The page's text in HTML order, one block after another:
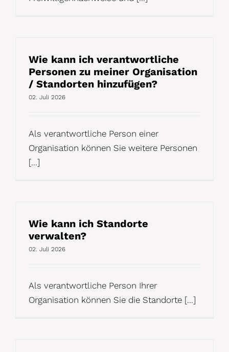
Wie kann ich verantwortliche
Personen zu meiner Organisation
/ Standorten hinzufügen?
02. Juli 2026
Als verantwortliche Person einer
Organisation können Sie weitere Personen
[...]
Wie kann ich Standorte
verwalten?
02. Juli 2026
Als verantwortliche Person Ihrer
Organisation können Sie die Standorte [...]